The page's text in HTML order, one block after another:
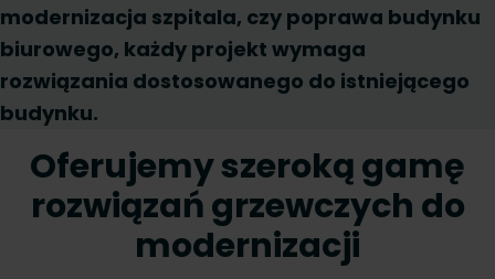
modernizacja szpitala, czy poprawa budynku
biurowego, każdy projekt wymaga
rozwiązania dostosowanego do istniejącego
budynku.
Oferujemy szeroką gamę
rozwiązań grzewczych do
modernizacji